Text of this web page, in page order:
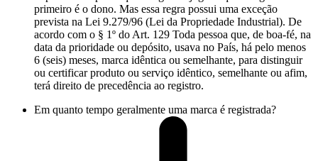
primeiro é o dono. Mas essa regra possui uma exceção
prevista na Lei 9.279/96 (Lei da Propriedade Industrial). De
acordo com o § 1º do Art. 129 Toda pessoa que, de boa-fé, na
data da prioridade ou depósito, usava no País, há pelo menos
6 (seis) meses, marca idêntica ou semelhante, para distinguir
ou certificar produto ou serviço idêntico, semelhante ou afim,
terá direito de precedência ao registro.
Em quanto tempo geralmente uma marca é registrada?